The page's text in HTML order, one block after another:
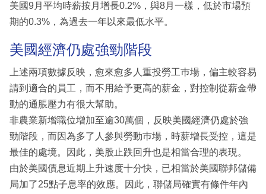
美國9月平均時薪按月增長0.2%，與8月一樣，低於市場預
期的0.3%，為過去一年以來最低水平。
美國經濟仍處強勁階段
上述兩項數據反映，愈來愈多人重投勞工巿場，偏主較容易
請到適合的員工，而不用給予更高的薪金，對控制從薪金帶
動的通脹壓力有很大幫助。
非農業新增職位增加至逾30萬個，反映美國經濟仍處於強
勁階段，而因為多了人參與勞動巿場，時薪增長受控，這是
最佳的處境。因此，美股止跌回升也是相當合理的表現。
由於美國債息近期上升速度十分快，已相當於美國聯邦儲備
局加了25點子息率的效應。因此，聯儲局確實有條件年內